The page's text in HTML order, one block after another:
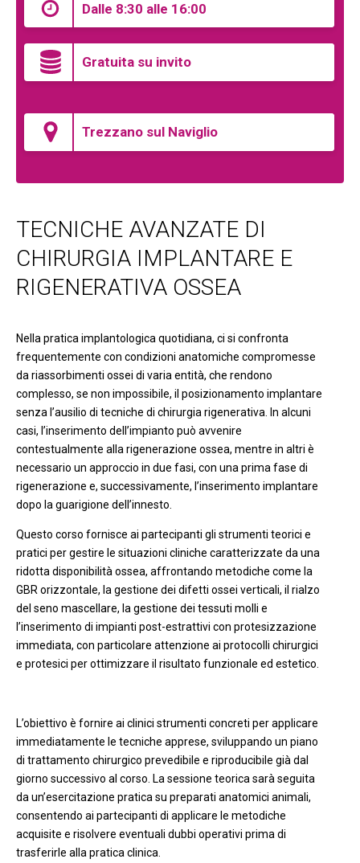
Dalle 8:30 alle 16:00
Gratuita su invito
Trezzano sul Naviglio
TECNICHE AVANZATE DI
CHIRURGIA IMPLANTARE E
RIGENERATIVA OSSEA
Nella pratica implantologica quotidiana, ci si confronta
frequentemente con condizioni anatomiche compromesse
da riassorbimenti ossei di varia entità, che rendono
complesso, se non impossibile, il posizionamento implantare
senza l’ausilio di tecniche di chirurgia rigenerativa. In alcuni
casi, l’inserimento dell’impianto può avvenire
contestualmente alla rigenerazione ossea, mentre in altri è
necessario un approccio in due fasi, con una prima fase di
rigenerazione e, successivamente, l’inserimento implantare
dopo la guarigione dell’innesto.
Questo corso fornisce ai partecipanti gli strumenti teorici e
pratici per gestire le situazioni cliniche caratterizzate da una
ridotta disponibilità ossea, affrontando metodiche come la
GBR orizzontale, la gestione dei difetti ossei verticali, il rialzo
del seno mascellare, la gestione dei tessuti molli e
l’inserimento di impianti post-estrattivi con protesizzazione
immediata, con particolare attenzione ai protocolli chirurgici
e protesici per ottimizzare il risultato funzionale ed estetico.
L’obiettivo è fornire ai clinici strumenti concreti per applicare
immediatamente le tecniche apprese, sviluppando un piano
di trattamento chirurgico prevedibile e riproducibile già dal
giorno successivo al corso. La sessione teorica sarà seguita
da un’esercitazione pratica su preparati anatomici animali,
consentendo ai partecipanti di applicare le metodiche
acquisite e risolvere eventuali dubbi operativi prima di
trasferirle alla pratica clinica.